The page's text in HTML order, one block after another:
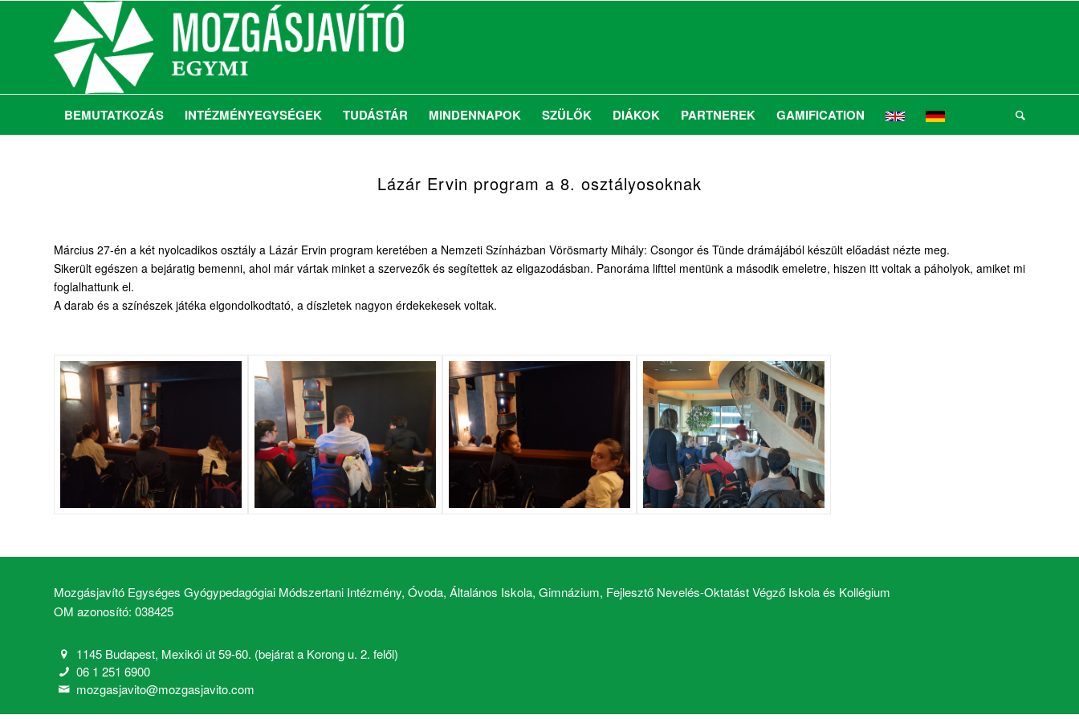
BEMUTATKOZÁS INTÉZMÉNYEGYSÉGEK TUDÁSTÁR MINDENNAPOK SZÜLŐK DIÁKOK PARTNEREK GAMIFICATION
Lázár Ervin program a 8. osztályosoknak
Március 27-én a két nyolcadikos osztály a Lázár Ervin program keretében a Nemzeti Színházban Vörösmarty Mihály: Csongor és Tünde drámájából készült előadást nézte meg.
Sikerült egészen a bejáratig bemenni, ahol már vártak minket a szervezők és segítettek az eligazodásban. Panoráma lifttel mentünk a második emeletre, hiszen itt voltak a páholyok, amiket mi
foglalhattunk el.
A darab és a színészek játéka elgondolkodtató, a díszletek nagyon érdekekesek voltak.
Mozgásjavító Egységes Gyógypedagógiai Módszertani Intézmény, Óvoda, Általános Iskola, Gimnázium, Fejlesztő Nevelés-Oktatást Végző Iskola és Kollégium
OM azonosító: 038425
1145 Budapest, Mexikói út 59-60. (bejárat a Korong u. 2. felől)
06 1 251 6900
mozgasjavito@mozgasjavito.com